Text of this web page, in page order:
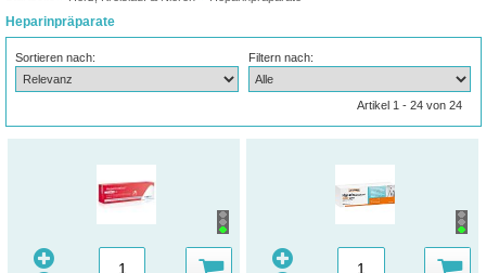
Heparinpräparate
Sortieren nach: Filtern nach:
Artikel 1 - 24 von 24